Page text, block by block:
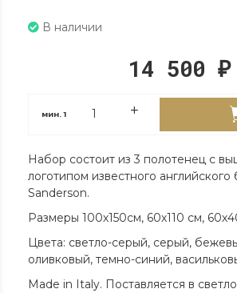
В наличии
14 500 ₽
мин.1
Набор состоит из 3 полотенец с
логотипом известного английского
Sanderson.
Размеры 100х150см, 60х110 см,
Цвета: светло-серый, серый,
оливковый, темно-синий,
Made in Italy. Поставляется в